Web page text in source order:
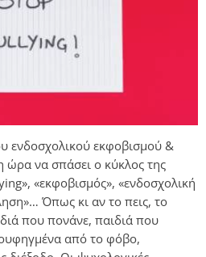
ενδοσχολικού εκφοβισμού &
ώρα να σπάσει ο κύκλος της
«εκφοβισμός», «ενδοσχολική
Όπως κι αν το πεις, το
που πονάνε, παιδιά που
από το φόβο,